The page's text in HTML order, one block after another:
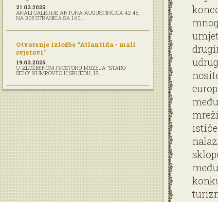
21.03.2025.
ANALI GALERIJE ANTUNA AUGUSTINČIĆA 42-45,
NA 308 STRANICA SA 140...
Otvorenje izložbe “Atlantida - mali
svjetovi”
19.03.2025.
U IZLOŽBENOM PROSTORU MUZEJA "STARO
SELO" KUMROVEC U SRIJEDU, 19....